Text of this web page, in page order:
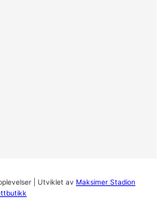
| Utviklet av Maksimer Stadion